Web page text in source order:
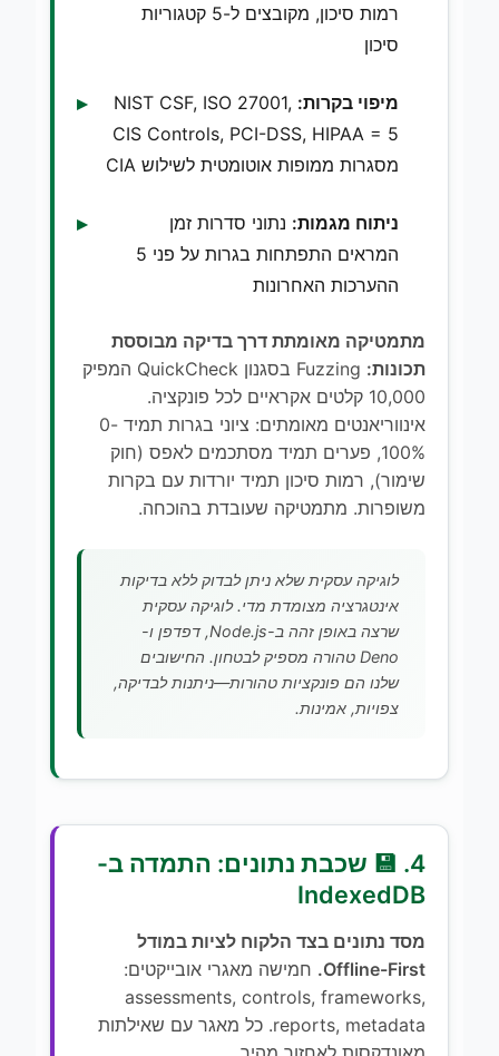
רמות סיכון, מקובצים ל-5 קטגוריות
סיכון
מיפוי בקרות: NIST CSF, ISO 27001,
CIS Controls, PCI-DSS, HIPAA = 5
מסגרות ממופות אוטומטית לשילוש CIA
ניתוח מגמות: נתוני סדרות זמן
המראים התפתחות בגרות על פני 5
ההערכות האחרונות
מתמטיקה מאומתת דרך בדיקה מבוססת
תכונות:
Fuzzing בסגנון QuickCheck המפיק
10,000 קלטים אקראיים לכל פונקציה.
אינווריאנטים מאומתים: ציוני בגרות תמיד 0-
100%, פערים תמיד מסתכמים לאפס (חוק
שימור), רמות סיכון תמיד יורדות עם בקרות
משופרות. מתמטיקה שעובדת בהוכחה.
לוגיקה עסקית שלא ניתן לבדוק ללא בדיקות
אינטגרציה מצומדת מדי. לוגיקה עסקית
שרצה באופן זהה ב-Node.js, דפדפן ו-
Deno טהורה מספיק לבטחון. החישובים
שלנו הם פונקציות טהורות—ניתנות לבדיקה,
צפויות, אמינות.
4. 💾 שכבת נתונים: התמדה ב-
IndexedDB
מסד נתונים בצד הלקוח לציות במודל
Offline-First. חמישה מאגרי אובייקטים:
assessments, controls, frameworks,
reports, metadata. כל מאגר עם שאילתות